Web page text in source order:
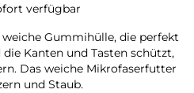
verfügbar
Gummihülle, die perfekt
Kanten und Tasten schützt,
Das weiche Mikrofaserfutter
und Staub.